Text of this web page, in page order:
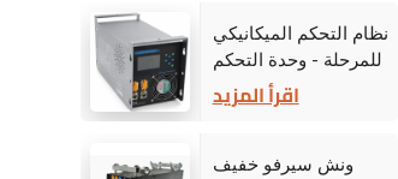
نظام التحكم الميكانيكي
للمرحلة - وحدة التحكم
في القيادة
اقرأ المزيد
ونش سيرفو خفيف